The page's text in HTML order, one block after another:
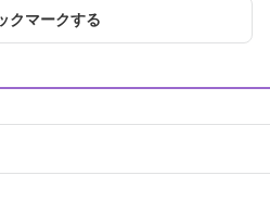
クマークする